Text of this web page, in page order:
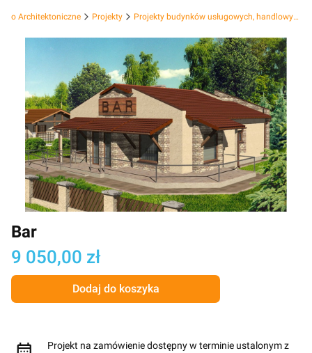
Architektoniczne Projekty Projekty budynków usługowych, handlowych hotelowych, deweloperskich i hal
Bar
Cena
9 050,00 zł
Dodaj do koszyka
Projekt na zamówienie dostępny w terminie ustalonym z